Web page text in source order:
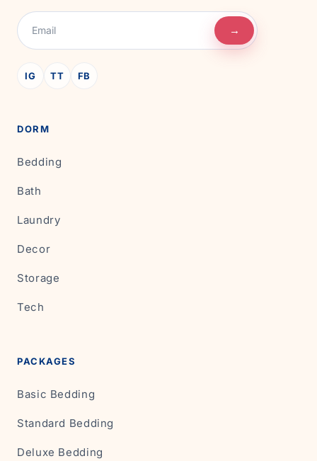
→
IG TT FB
DORM
Bedding
Bath
Laundry
Decor
Storage
Tech
PACKAGES
Basic Bedding
Standard Bedding
Deluxe Bedding